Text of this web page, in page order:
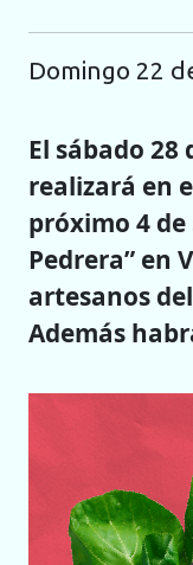
domingo 22
El sábado 28
realizará en
próximo 4
Pedrera” en
artesanos
Además